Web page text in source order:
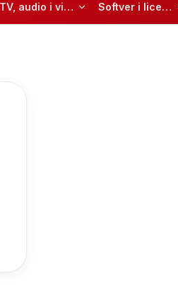
TV, audio i video Softver i licence